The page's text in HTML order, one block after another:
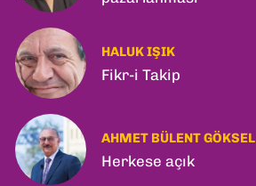
HALUK IŞIK
Fikr-i Takip
AHMET BÜLENT GÖKSEL
Herkese açık